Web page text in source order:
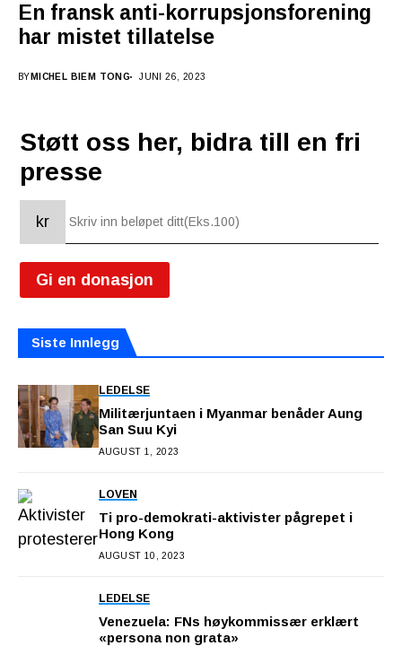
En fransk anti-korrupsjonsforening
har mistet tillatelse
BY MICHEL BIEM TONG JUNI 26, 2023
Støtt oss her, bidra till en fri
presse
kr
Gi en donasjon
Siste Innlegg
LEDELSE
Militærjuntaen i Myanmar benåder Aung
San Suu Kyi
AUGUST 1, 2023
LOVEN
Ti pro-demokrati-aktivister pågrepet i
Hong Kong
AUGUST 10, 2023
LEDELSE
Venezuela: FNs høykommissær erklært
«persona non grata»